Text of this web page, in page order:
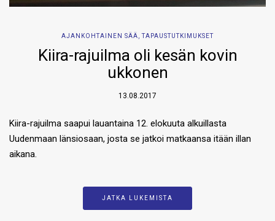
AJANKOHTAINEN SÄÄ, TAPAUSTUTKIMUKSET
Kiira-rajuilma oli kesän kovin
ukkonen
13.08.2017
Kiira-rajuilma saapui lauantaina 12. elokuuta alkuillasta
Uudenmaan länsiosaan, josta se jatkoi matkaansa itään illan
aikana.
JATKA LUKEMISTA